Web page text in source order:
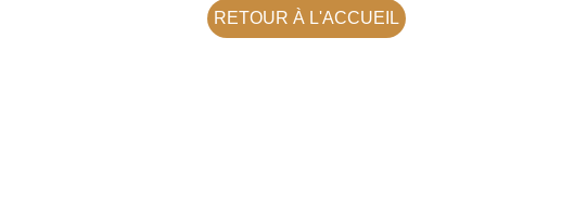
RETOUR À L'ACCUEIL